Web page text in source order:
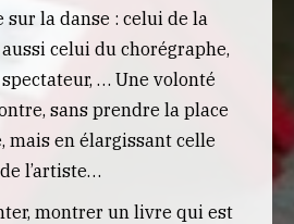
sur la danse : celui de la
celui du chorégraphe,
… Une volonté
sans prendre la place
mais en élargissant celle
de l’artiste…
montrer un livre qui est